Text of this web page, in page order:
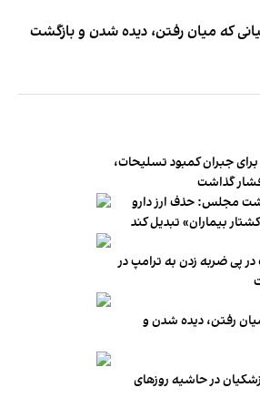
که میان رفتن، دیده شدن و بازگشت
جبران کمبود تسلیحات،
گذاشت
مجلس: حذف ارز دارو
پی ضربه زدن به ترامپ در
رفتن، دیده شدن و
در حاشیه روزهای